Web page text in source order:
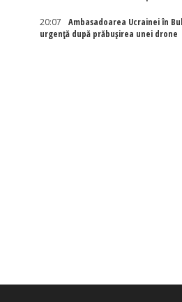
20:07
Ambasadoarea Ucrainei în
urgență după prăbușirea unei drone